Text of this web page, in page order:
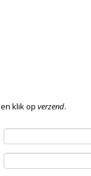
klik op verzend.